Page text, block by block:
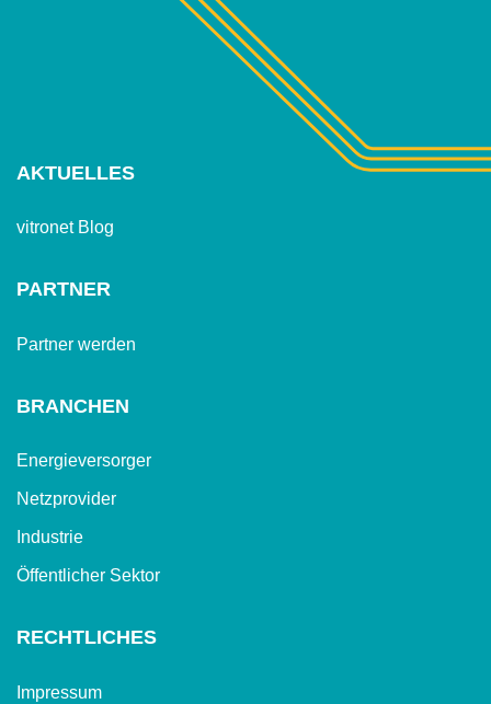
AKTUELLES
vitronet Blog
PARTNER
Partner werden
BRANCHEN
Energieversorger
Netzprovider
Industrie
Öffentlicher Sektor
RECHTLICHES
Impressum